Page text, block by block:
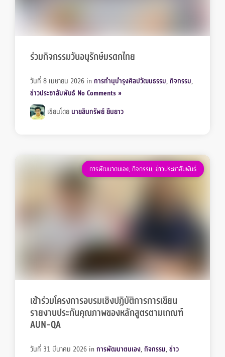
ร่วมกิจกรรมวันอนุรักษ์มรดกไทย
วันที่ 8 เมษายน 2026 inการทำนุบำรุงศิลปวัฒนธรรม,กิจกรรม,
ข่าวประชาสัมพันธ์ No Comments »
เขียนโดย นายสินทรัพย์ ยืนยาว
การพัฒนาตนเอง, กิจกรรม, ข่าวประชาสัมพันธ์
เข้าร่วมโครงการอบรมเชิงปฏิบัติการการเขียน
รายงานประกันคุณภาพของหลักสูตรตามเกณฑ์
AUN-QA
วันที่ 31 มีนาคม 2026 inการพัฒนาตนเอง,กิจกรรม,ข่าว